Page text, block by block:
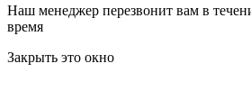
Наш менеджер перезвонит вам в
время
Закрыть это окно